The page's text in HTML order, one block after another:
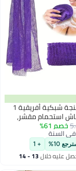
Rozino إسفنجة شبكية أفريقية 1
استحمام مقشر،
مقبض طويل،
وفروة الرأس،
تصميم أصيل
خصم 61%
السنة
السنة10%
+ 1
عليه خلال 13 - 14